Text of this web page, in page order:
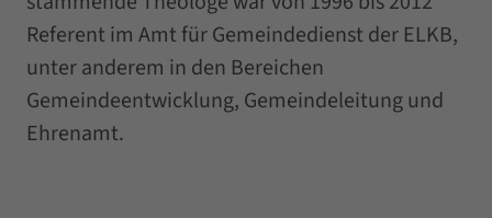
Referent im Amt für Gemeindedienst der ELKB,
unter anderem in den Bereichen
Gemeindeentwicklung, Gemeindeleitung und
Ehrenamt.